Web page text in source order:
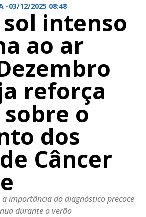
-03/12/2025 08:48
intenso
ao ar
reforça
o
dos
Câncer
importância do diagnóstico precoce
durante o verão